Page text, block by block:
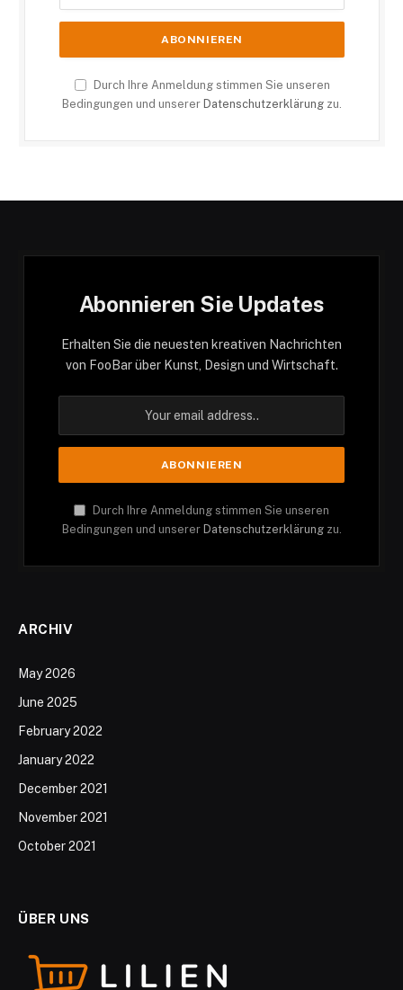
Durch Ihre Anmeldung stimmen Sie unseren
Bedingungen und unserer Datenschutzerklärung zu.
Abonnieren Sie Updates
Erhalten Sie die neuesten kreativen Nachrichten
von FooBar über Kunst, Design und Wirtschaft.
Durch Ihre Anmeldung stimmen Sie unseren
Bedingungen und unserer Datenschutzerklärungzu.
ARCHIV
May 2026
June 2025
February 2022
January 2022
December 2021
November 2021
October 2021
ÜBER UNS